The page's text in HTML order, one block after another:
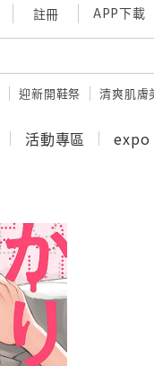
註冊 APP下載
迎新開鞋祭 清爽肌膚
活動專區 expo